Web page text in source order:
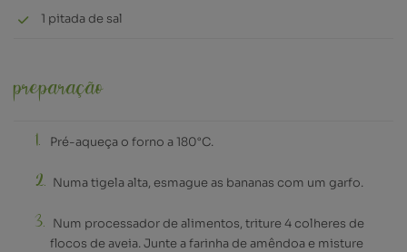
1 pitada de sal
preparação
Pré-aqueça o forno a 180°C.
Numa tigela alta, esmague as bananas com um garfo.
Num processador de alimentos, triture 4 colheres de
flocos de aveia. Junte a farinha de amêndoa e misture